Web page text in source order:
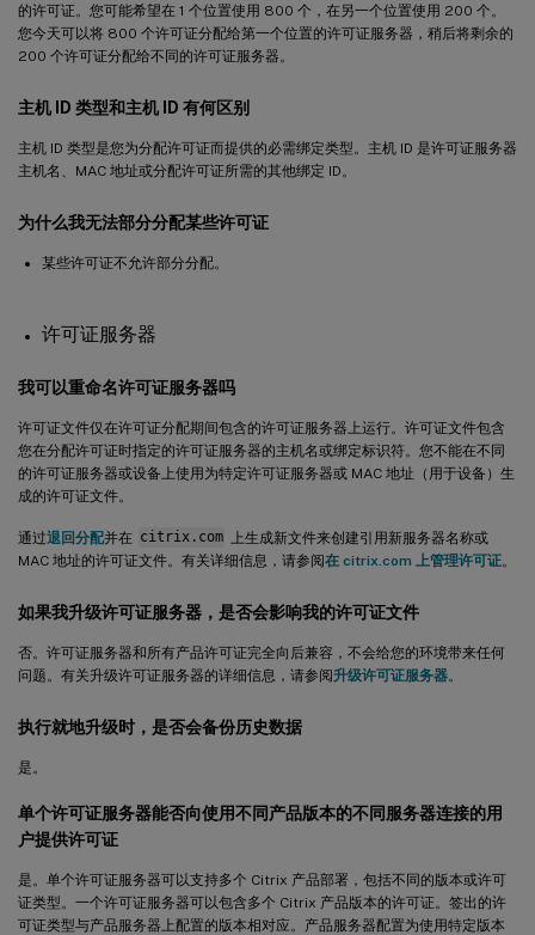
的许可证。您可能希望在 1 个位置使用 800 个，在另一个位置使用 200 个。
您今天可以将 800 个许可证分配给第一个位置的许可证服务器，稍后将剩余的
200 个许可证分配给不同的许可证服务器。
主机 ID 类型和主机 ID 有何区别
主机 ID 类型是您为分配许可证而提供的必需绑定类型。主机 ID 是许可证服务器
主机名、MAC 地址或分配许可证所需的其他绑定 ID。
为什么我无法部分分配某些许可证
某些许可证不允许部分分配。
许可证服务器
我可以重命名许可证服务器吗
许可证文件仅在许可证分配期间包含的许可证服务器上运行。许可证文件包含
您在分配许可证时指定的许可证服务器的主机名或绑定标识符。您不能在不同
的许可证服务器或设备上使用为特定许可证服务器或 MAC 地址（用于设备）生
成的许可证文件。
通过退回分配并在 citrix.com
上生成新文件来创建引用新服务器名称或
MAC 地址的许可证文件。有关详细信息，请参阅在 citrix.com 上管理许可证。
如果我升级许可证服务器，是否会影响我的许可证文件
否。许可证服务器和所有产品许可证完全向后兼容，不会给您的环境带来任何
问题。有关升级许可证服务器的详细信息，请参阅升级许可证服务器。
执行就地升级时，是否会备份历史数据
是。
单个许可证服务器能否向使用不同产品版本的不同服务器连接的用
户提供许可证
是。单个许可证服务器可以支持多个 Citrix 产品部署，包括不同的版本或许可
证类型。一个许可证服务器可以包含多个 Citrix 产品版本的许可证。签出的许
可证类型与产品服务器上配置的版本相对应。产品服务器配置为使用特定版本